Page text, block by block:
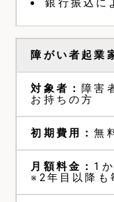
銀行振込に
障がい者起業
障害
お持ちの方
無
1
※2年目以降も